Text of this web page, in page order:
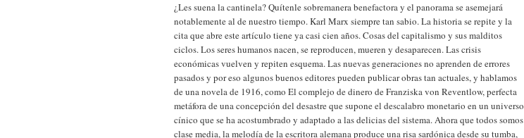
¿Les suena la cantinela? Quítenle sobremanera benefactora y el panorama se asemejará
notablemente al de nuestro tiempo. Karl Marx siempre tan sabio. La historia se repite y la
cita que abre este artículo tiene ya casi cien años. Cosas del capitalismo y sus malditos
ciclos. Los seres humanos nacen, se reproducen, mueren y desaparecen. Las crisis
económicas vuelven y repiten esquema. Las nuevas generaciones no aprenden de errores
pasados y por eso algunos buenos editores pueden publicar obras tan actuales, y hablamos
de una novela de 1916, como El complejo de dinero de Franziska von Reventlow, perfecta
metáfora de una concepción del desastre que supone el descalabro monetario en un universo
cínico que se ha acostumbrado y adaptado a las delicias del sistema. Ahora que todos somos
clase media, la melodía de la escritora alemana produce una risa sardónica desde su tumba,